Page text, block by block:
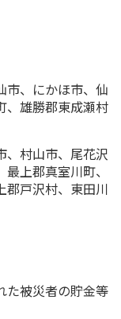
り組み
メディア
市、にかほ市、仙
、雄勝郡東成瀬村
、村山市、尾花沢
上郡真室川町、
郡戸沢村、東田川
た被災者の貯金等